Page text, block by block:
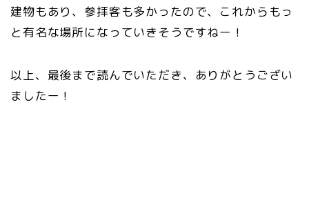
建物もあり、参拝客も多かったので、これからもっ
と有名な場所になっていきそうですねー！
以上、最後まで読んでいただき、ありがとうござい
ましたー！